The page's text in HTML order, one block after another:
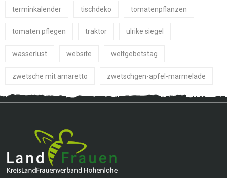
terminkalender tischdeko tomatenpflanzen
tomaten pflegen traktor ulrike siegel
wasserlust website weltgebetstag
zwetsche mit amaretto zwetschgen-apfel-marmelade